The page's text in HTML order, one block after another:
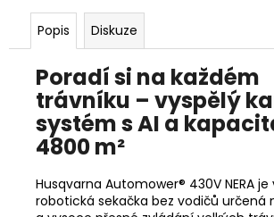
Popis Diskuze
Poradí si na každém
trávníku – vyspělý
systém s AI a
4800 m²
Husqvarna Automower® 430V NERA
robotická sekačka bez vodičů určená
e
HUSQVARNA
AUTOMOWER
405V
69
990